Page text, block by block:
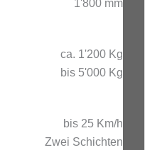
1'800 mm
ca. 1'200 Kg
bis 5'000 Kg
bis 25 Km/h
Zwei Schichten